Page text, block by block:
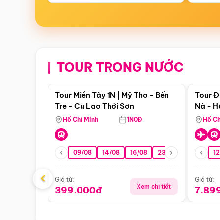
TOUR TRONG NƯỚC
Điểm nổi bật
Tour Miền Tây 1N | Mỹ Tho - Bến
Tre - Cù Lao Thới Sơn
Hồ Chí Minh 1N0Đ
09/08 14/08 16/08 23/08 30/08
Giá từ:
399.000đ Xem chi tiết
Tour
Nà -
Nha
Hồ
Giá từ:
‹